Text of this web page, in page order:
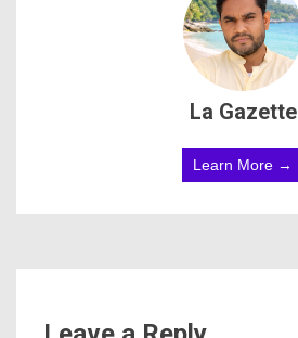
La Gazette
Learn More →